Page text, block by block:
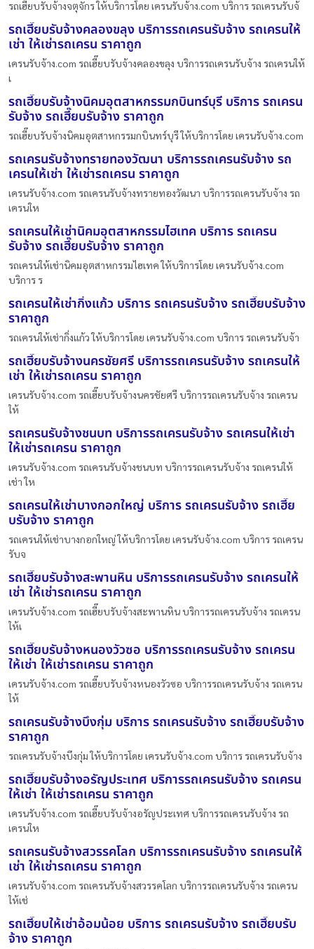
รถเฮี๊ยบรับจ้างจตุจักร ให้บริการโดย เครนรับจ้าง.com บริการ รถเครนรับจ้
รถเฮี๊ยบรับจ้างคลองขลุง บริการรถเครนรับจ้าง รถเครนให้
เช่า ให้เช่ารถเครน ราคาถูก
เครนรับจ้าง.com รถเฮี๊ยบรับจ้างคลองขลุง บริการรถเครนรับจ้าง รถเครนให้
เ
รถเฮี๊ยบรับจ้างนิคมอุตสาหกรรมกบินทร์บุรี บริการ รถเครน
รับจ้าง รถเฮี๊ยบรับจ้าง ราคาถูก
รถเฮี๊ยบรับจ้างนิคมอุตสาหกรรมกบินทร์บุรี ให้บริการโดย เครนรับจ้าง.com
รถเครนรับจ้างทรายทองวัฒนา บริการรถเครนรับจ้าง รถ
เครนให้เช่า ให้เช่ารถเครน ราคาถูก
เครนรับจ้าง.com รถเครนรับจ้างทรายทองวัฒนา บริการรถเครนรับจ้าง รถ
เครนให
รถเครนให้เช่านิคมอุตสาหกรรมไฮเทค บริการ รถเครน
รับจ้าง รถเฮี๊ยบรับจ้าง ราคาถูก
รถเครนให้เช่านิคมอุตสาหกรรมไฮเทค ให้บริการโดย เครนรับจ้าง.com
บริการ ร
รถเครนให้เช่ากิ่งแก้ว บริการ รถเครนรับจ้าง รถเฮี๊ยบรับจ้าง
ราคาถูก
รถเครนให้เช่ากิ่งแก้ว ให้บริการโดย เครนรับจ้าง.com บริการ รถเครนรับจ้า
รถเฮี๊ยบรับจ้างนครชัยศรี บริการรถเครนรับจ้าง รถเครนให้
เช่า ให้เช่ารถเครน ราคาถูก
เครนรับจ้าง.com รถเฮี๊ยบรับจ้างนครชัยศรี บริการรถเครนรับจ้าง รถเครน
ให้
รถเครนรับจ้างชนบท บริการรถเครนรับจ้าง รถเครนให้เช่า
ให้เช่ารถเครน ราคาถูก
เครนรับจ้าง.com รถเครนรับจ้างชนบท บริการรถเครนรับจ้าง รถเครนให้
เช่า ให
รถเครนให้เช่าบางกอกใหญ่ บริการ รถเครนรับจ้าง รถเฮี๊ย
บรับจ้าง ราคาถูก
รถเครนให้เช่าบางกอกใหญ่ ให้บริการโดย เครนรับจ้าง.com บริการ รถเครน
รับจ
รถเฮี๊ยบรับจ้างสะพานหิน บริการรถเครนรับจ้าง รถเครนให้
เช่า ให้เช่ารถเครน ราคาถูก
เครนรับจ้าง.com รถเฮี๊ยบรับจ้างสะพานหิน บริการรถเครนรับจ้าง รถเครน
ให้เ
รถเฮี๊ยบรับจ้างหนองวัวซอ บริการรถเครนรับจ้าง รถเครน
ให้เช่า ให้เช่ารถเครน ราคาถูก
เครนรับจ้าง.com รถเฮี๊ยบรับจ้างหนองวัวซอ บริการรถเครนรับจ้าง รถเครน
ให้
รถเครนรับจ้างบึงกุ่ม บริการ รถเครนรับจ้าง รถเฮี๊ยบรับจ้าง
ราคาถูก
รถเครนรับจ้างบึงกุ่ม ให้บริการโดย เครนรับจ้าง.com บริการ รถเครนรับจ้าง
รถเฮี๊ยบรับจ้างอรัญประเทศ บริการรถเครนรับจ้าง รถเครน
ให้เช่า ให้เช่ารถเครน ราคาถูก
เครนรับจ้าง.com รถเฮี๊ยบรับจ้างอรัญประเทศ บริการรถเครนรับจ้าง รถ
เครนให
รถเครนรับจ้างสวรรคโลก บริการรถเครนรับจ้าง รถเครนให้
เช่า ให้เช่ารถเครน ราคาถูก
เครนรับจ้าง.com รถเครนรับจ้างสวรรคโลก บริการรถเครนรับจ้าง รถเครน
ให้เช่
รถเฮี๊ยบให้เช่าอ้อมน้อย บริการ รถเครนรับจ้าง รถเฮี๊ยบรับ
จ้าง ราคาถูก